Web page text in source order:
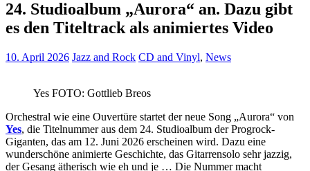
24. Studioalbum „Aurora“ an. Dazu gibt
es den Titeltrack als animiertes Video
10. April 2026 Jazz and Rock CD and Vinyl, News
Yes FOTO: Gottlieb Breos
Orchestral wie eine Ouvertüre startet der neue Song „Aurora“ von
Yes, die Titelnummer aus dem 24. Studioalbum der Progrock-
Giganten, das am 12. Juni 2026 erscheinen wird. Dazu eine
wunderschöne animierte Geschichte, das Gitarrensolo sehr jazzig,
der Gesang ätherisch wie eh und je … Die Nummer macht